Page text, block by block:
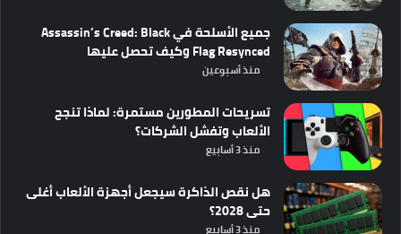
جميع الأسلحة في Assassin’s Creed: Black
Flag Resynced وكيف تحصل عليها
منذ أسبوعين
تسريحات المطورين مستمرة: لماذا تنجح
الألعاب وتفشل الشركات؟
منذ 3 أسابيع
هل نقص الذاكرة سيجعل أجهزة الألعاب أغلى
حتى 2028؟
منذ 3 أسابيع